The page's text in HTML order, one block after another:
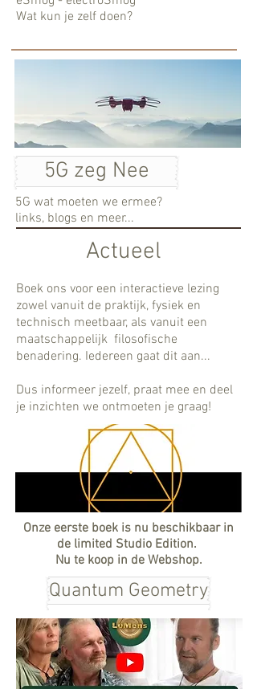
Wat kun je zelf doen?
5G zeg Nee
5G wat moeten we ermee?
links, blogs en meer...
Actueel
Boek ons voor een interactieve lezing
zowel vanuit de praktijk, fysiek en
technisch meetbaar, als vanuit een
maatschappelijk filosofische
benadering. Iedereen gaat dit aan...
Dus informeer jezelf, praat mee en deel
je inzichten we ontmoeten je graag!
Onze eerste boek is nu beschikbaar in
de limited Studio Edition.
Nu te koop in de Webshop.
Quantum Geometry